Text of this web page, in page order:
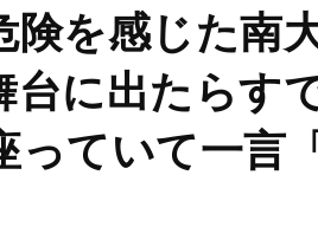
険を感じた南
に出たらす
っていて一言